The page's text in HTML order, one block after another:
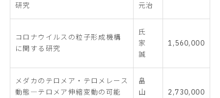
研究
元治
コロナウイルスの粒子形成機構
に関する研究
氏
家
誠
1,560,000
メダカのテロメア・テロメレース
動態―テロメア伸縮変動の可能
畠
山
2,730,000